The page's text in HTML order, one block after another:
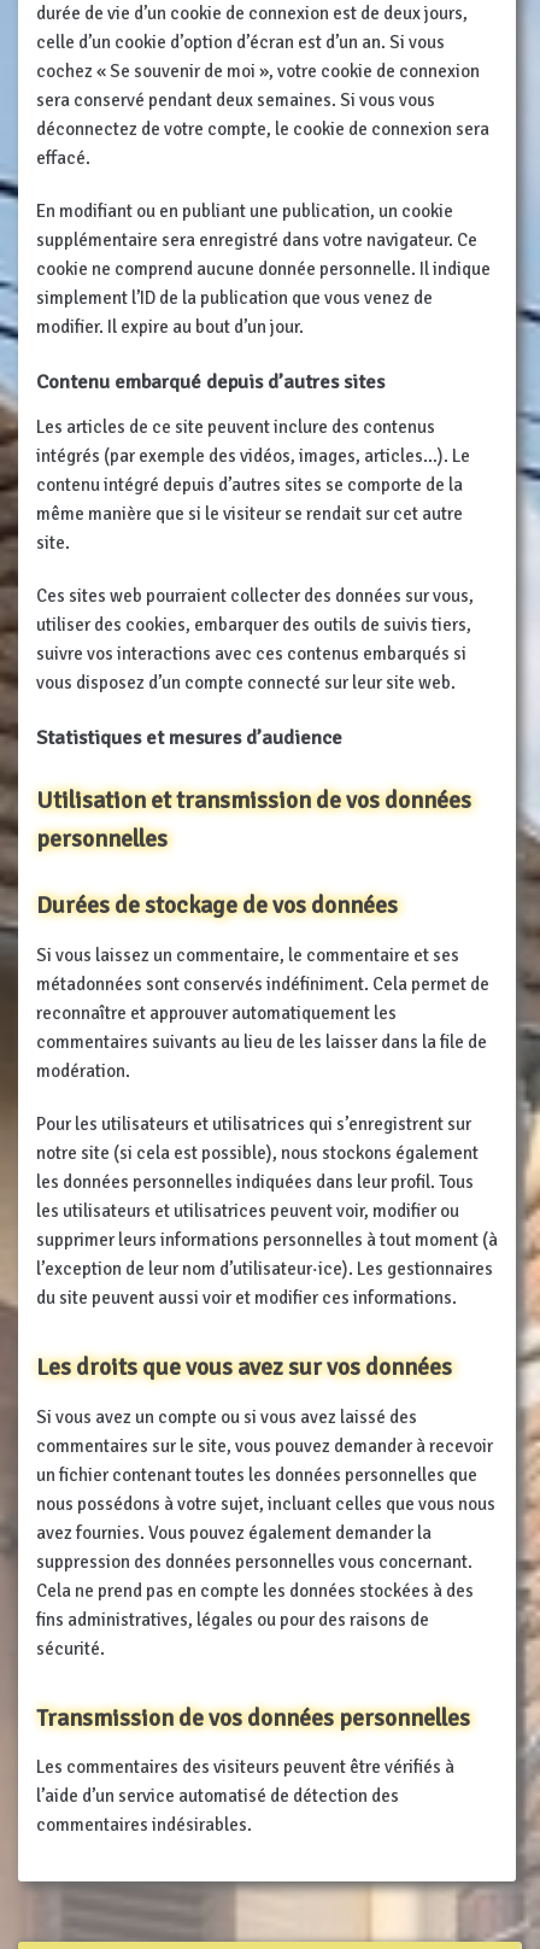
durée de vie d’un cookie de connexion est de deux jours,
celle d’un cookie d’option d’écran est d’un an. Si vous
cochez « Se souvenir de moi », votre cookie de connexion
sera conservé pendant deux semaines. Si vous vous
déconnectez de votre compte, le cookie de connexion sera
effacé.
En modifiant ou en publiant une publication, un cookie
supplémentaire sera enregistré dans votre navigateur. Ce
cookie ne comprend aucune donnée personnelle. Il indique
simplement l’ID de la publication que vous venez de
modifier. Il expire au bout d’un jour.
Contenu embarqué depuis d’autres sites
Les articles de ce site peuvent inclure des contenus
intégrés (par exemple des vidéos, images, articles…). Le
contenu intégré depuis d’autres sites se comporte de la
même manière que si le visiteur se rendait sur cet autre
site.
Ces sites web pourraient collecter des données sur vous,
utiliser des cookies, embarquer des outils de suivis tiers,
suivre vos interactions avec ces contenus embarqués si
vous disposez d’un compte connecté sur leur site web.
Statistiques et mesures d’audience
Utilisation et transmission de vos données
personnelles
Durées de stockage de vos données
Si vous laissez un commentaire, le commentaire et ses
métadonnées sont conservés indéfiniment. Cela permet de
reconnaître et approuver automatiquement les
commentaires suivants au lieu de les laisser dans la file de
modération.
Pour les utilisateurs et utilisatrices qui s’enregistrent sur
notre site (si cela est possible), nous stockons également
les données personnelles indiquées dans leur profil. Tous
les utilisateurs et utilisatrices peuvent voir, modifier ou
supprimer leurs informations personnelles à tout moment (à
l’exception de leur nom d’utilisateur·ice). Les gestionnaires
du site peuvent aussi voir et modifier ces informations.
Les droits que vous avez sur vos données
Si vous avez un compte ou si vous avez laissé des
commentaires sur le site, vous pouvez demander à recevoir
un fichier contenant toutes les données personnelles que
nous possédons à votre sujet, incluant celles que vous nous
avez fournies. Vous pouvez également demander la
suppression des données personnelles vous concernant.
Cela ne prend pas en compte les données stockées à des
fins administratives, légales ou pour des raisons de
sécurité.
Transmission de vos données personnelles
Les commentaires des visiteurs peuvent être vérifiés à
l’aide d’un service automatisé de détection des
commentaires indésirables.